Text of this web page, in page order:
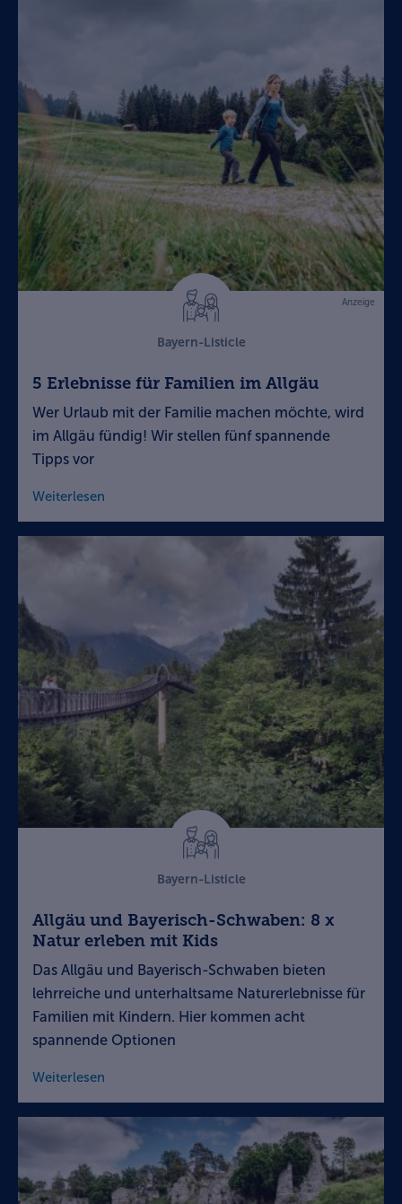
Anzeige
Bayern-Listicle
5 Erlebnisse für Familien im Allgäu
Wer Urlaub mit der Familie machen möchte, wird
im Allgäu fündig! Wir stellen fünf spannende
Tipps vor
Weiterlesen
Bayern-Listicle
Allgäu und Bayerisch-Schwaben: 8 x
Natur erleben mit Kids
Das Allgäu und Bayerisch-Schwaben bieten
lehrreiche und unterhaltsame Naturerlebnisse für
Familien mit Kindern. Hier kommen acht
spannende Optionen
Weiterlesen